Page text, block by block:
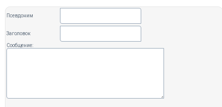
Псевдоним
Заголовок
Сообщение: